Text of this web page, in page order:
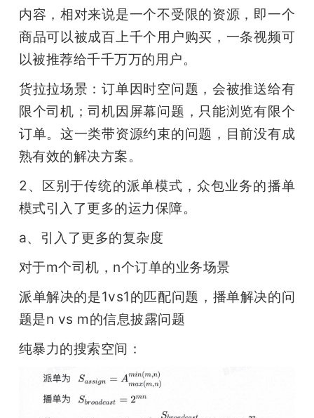
内容，相对来说是一个不受限的资源，即一个
商品可以被成百上千个用户购买，一条视频可
以被推荐给千千万万的用户。
货拉拉场景：订单因时空问题，会被推送给有
限个司机；司机因屏幕问题，只能浏览有限个
订单。这一类带资源约束的问题，目前没有成
熟有效的解决方案。
2、区别于传统的派单模式，众包业务的播单
模式引入了更多的运力保障。
a、引入了更多的复杂度
对于m个司机，n个订单的业务场景
派单解决的是1vs1的匹配问题，播单解决的问
题是n vs m的信息披露问题
纯暴力的搜索空间：